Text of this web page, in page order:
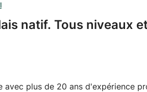
natif. Tous niveaux
avec plus de 20 ans d'expérience